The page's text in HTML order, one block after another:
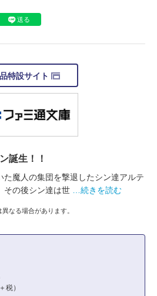
送る
特設サイト
誕生！！
た魔人の集団を撃退したシン達アルテ
その後シン達は世
…続きを読む
なる場合があります。
税）